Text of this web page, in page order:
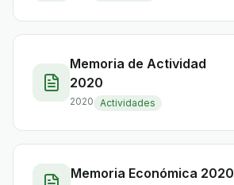
Memoria de Actividad
2020
2020 Actividades
Memoria Económica 2020